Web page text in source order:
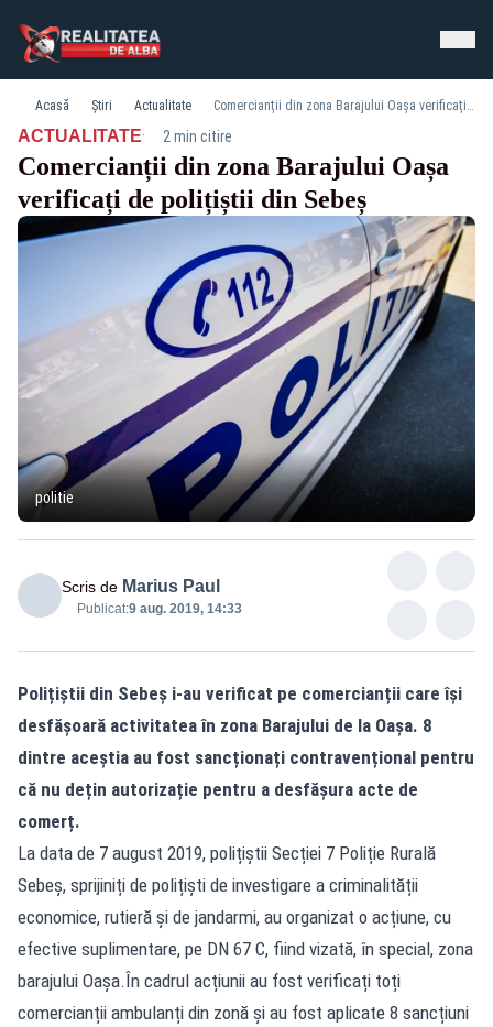
Acasă Știri Actualitate Comercianții din zona Barajului Oașa verificați de polițiștii din Sebeș
ACTUALITATE· 2 min citire
Comercianții din zona Barajului Oașa
verificați de polițiștii din Sebeș
politie
Scris de Marius Paul
Publicat:9 aug. 2019, 14:33
Polițiștii din Sebeș i-au verificat pe comercianții care își
desfășoară activitatea în zona Barajului de la Oașa. 8
dintre aceștia au fost sancționați contravențional pentru
că nu dețin autorizație pentru a desfășura acte de
comerț.
La data de 7 august 2019, polițiștii Secției 7 Poliție Rurală
Sebeș, sprijiniți de polițiști de investigare a criminalității
economice, rutieră și de jandarmi, au organizat o acțiune, cu
efective suplimentare, pe DN 67 C, fiind vizată, în special, zona
barajului Oașa.În cadrul acțiunii au fost verificați toți
comercianții ambulanți din zonă și au fost aplicate 8 sancțiuni